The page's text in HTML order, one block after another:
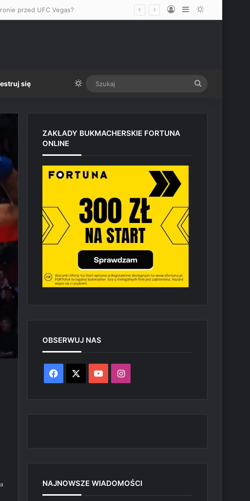
przed UFC Vegas? Log InSidebarSwitch skin
się Switch skin
ZAKŁADY BUKMACHERSKIE FORTUNA
ONLINE
OBSERWUJ NAS
Facebook YouTubeInstagram
NAJNOWSZE WIADOMOŚCI